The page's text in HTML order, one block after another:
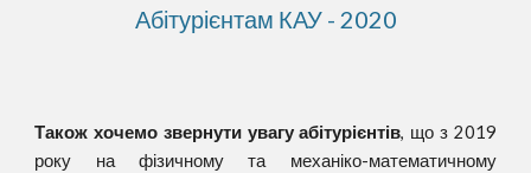
Абітурієнтам КАУ - 2020
Також хочемо звернути увагу абітурієнтів, що з 2019
року на фізичному та механіко-математичному